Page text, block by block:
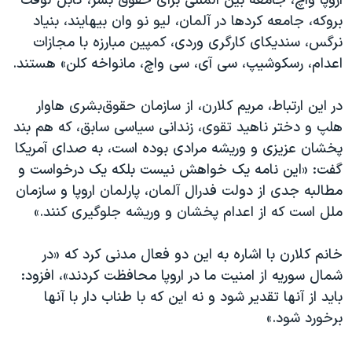
بروکه، جامعه کردها در آلمان، لیو نو وان بیهایند، بنیاد
نرگس، سندیکای کارگری وردی، کمپین مبارزه با مجازات
اعدام، رسکوشیپ، سی آی، سی واچ، مانواخه کلن» هستند.
در این ارتباط، مریم کلارن، از سازمان حقوق‌بشری هاوار
هلپ و دختر ناهید تقوی، زندانی سیاسی سابق، که هم بند
پخشان عزیزی و وریشه مرادی بوده است، به صدای آمریکا
گفت: «این نامه یک خواهش نیست بلکه یک درخواست و
مطالبه جدی از دولت فدرال آلمان، پارلمان اروپا و سازمان
ملل است که از اعدام پخشان و وریشه جلوگیری کنند.»
خانم کلارن با اشاره به این دو فعال مدنی کرد که «در
شمال سوریه از امنیت ما در اروپا محافظت کردند»‌، افزود:
باید از آنها تقدیر شود و نه این که با طناب دار با آنها
برخورد شود.»